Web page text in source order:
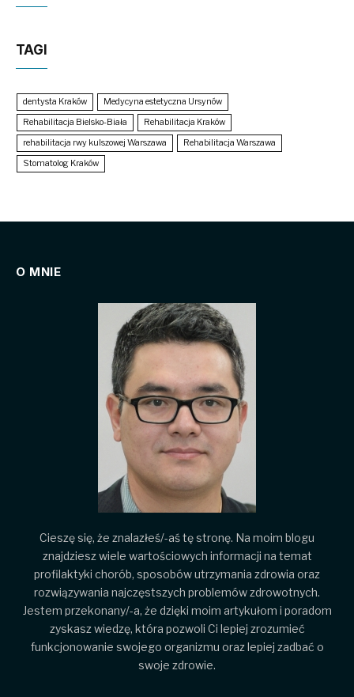
TAGI
dentysta Kraków
Medycyna estetyczna Ursynów
Rehabilitacja Bielsko-Biała
Rehabilitacja Kraków
rehabilitacja rwy kulszowej Warszawa
Rehabilitacja Warszawa
Stomatolog Kraków
O MNIE
Cieszę się, że znalazłeś/-aś tę stronę. Na moim blogu
znajdziesz wiele wartościowych informacji na temat
profilaktyki chorób, sposobów utrzymania zdrowia oraz
rozwiązywania najczęstszych problemów zdrowotnych.
Jestem przekonany/-a, że dzięki moim artykułom i poradom
zyskasz wiedzę, która pozwoli Ci lepiej zrozumieć
funkcjonowanie swojego organizmu oraz lepiej zadbać o
swoje zdrowie.